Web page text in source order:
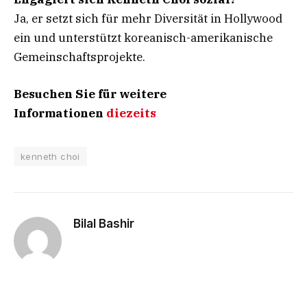
Ja, er setzt sich für mehr Diversität in Hollywood
ein und unterstützt koreanisch-amerikanische
Gemeinschaftsprojekte.
Besuchen Sie für weitere
Informationen diezeits
kenneth choi
Bilal Bashir